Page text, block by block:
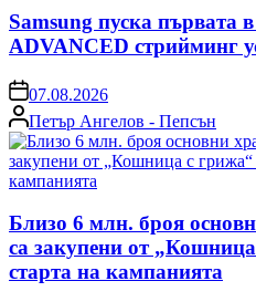
Samsung пуска първата
ADVANCED стрийминг
on07.08.2026
Posted
by
Петър Ангелов - Пепсън
Близо 6 млн. броя
са закупени от
старта на кампанията